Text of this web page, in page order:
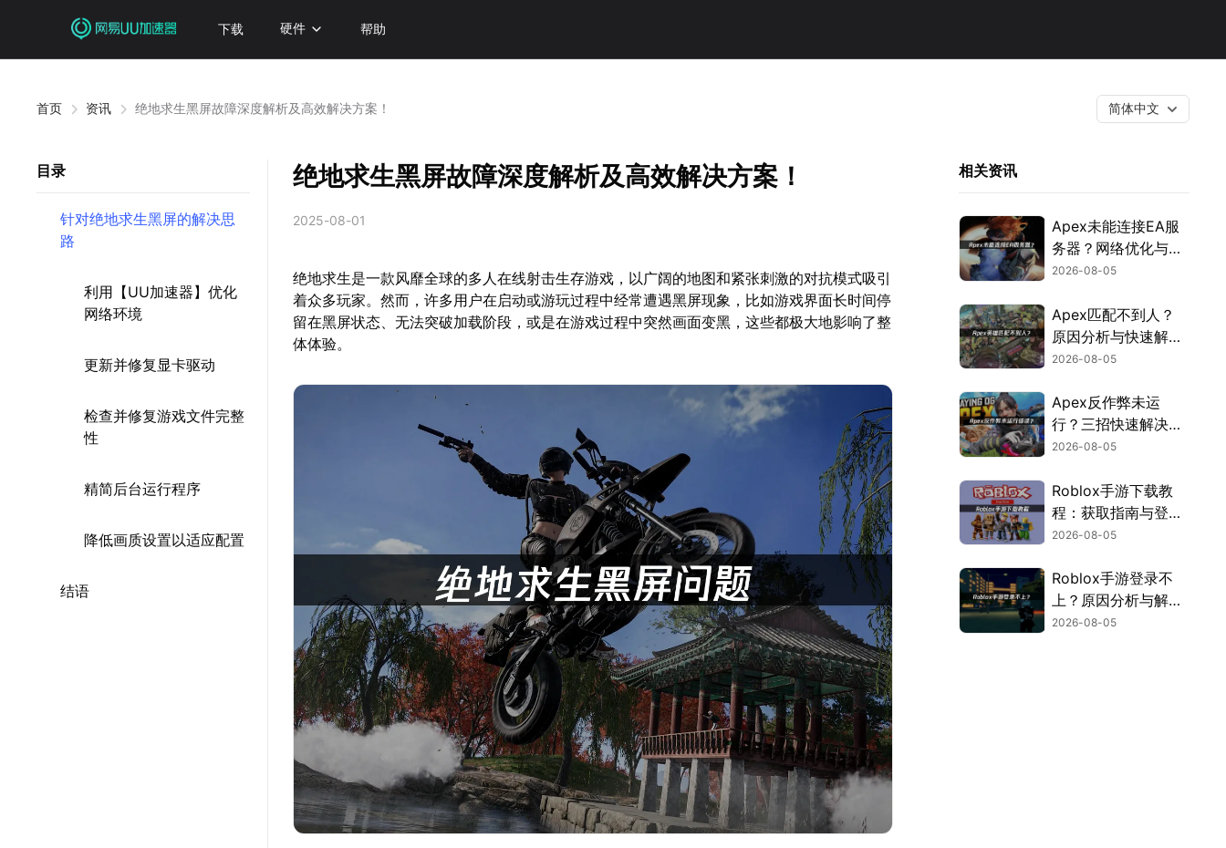
下载 硬件 帮助
首页 资讯 绝地求生黑屏故障深度解析及高效解决方案！ 简体中文
目录
针对绝地求生黑屏的解决思
路
利用【UU加速器】优化
网络环境
更新并修复显卡驱动
检查并修复游戏文件完整
性
精简后台运行程序
降低画质设置以适应配置
结语
绝地求生黑屏故障深度解析及高效解决方案！
2025-08-01
绝地求生是一款风靡全球的多人在线射击生存游戏，以广阔的地图和紧张刺激的对抗模式吸引
着众多玩家。然而，许多用户在启动或游玩过程中经常遭遇黑屏现象，比如游戏界面长时间停
留在黑屏状态、无法突破加载阶段，或是在游戏过程中突然画面变黑，这些都极大地影响了整
体体验。
相关资讯
Apex未能连接EA服
务器？网络优化与故
障排查指南！
2026-08-05
Apex匹配不到人？
原因分析与快速解决
方案！
2026-08-05
Apex反作弊未运
行？三招快速解决方
案！
2026-08-05
Roblox手游下载教
程：获取指南与登录
解决方案！
2026-08-05
Roblox手游登录不
上？原因分析与解决
方案！
2026-08-05